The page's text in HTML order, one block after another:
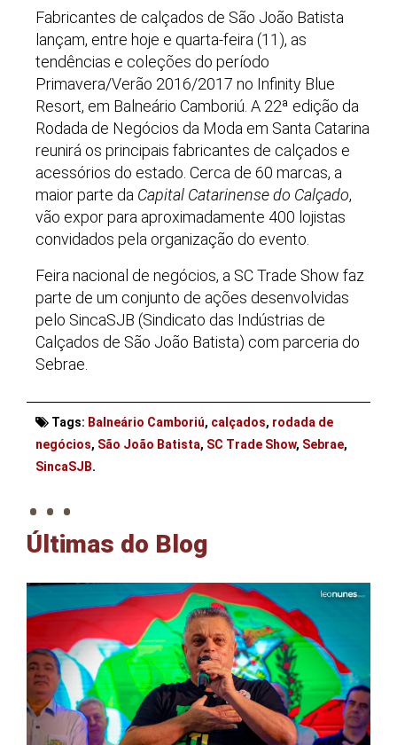
Fabricantes de calçados de São João Batista
lançam, entre hoje e quarta-feira (11), as
tendências e coleções do período
Primavera/Verão 2016/2017 no Infinity Blue
Resort, em Balneário Camboriú. A 22ª edição da
Rodada de Negócios da Moda em Santa Catarina
reunirá os principais fabricantes de calçados e
acessórios do estado. Cerca de 60 marcas, a
maior parte da Capital Catarinense do Calçado,
vão expor para aproximadamente 400 lojistas
convidados pela organização do evento.
Feira nacional de negócios, a SC Trade Show faz
parte de um conjunto de ações desenvolvidas
pelo SincaSJB (Sindicato das Indústrias de
Calçados de São João Batista) com parceria do
Sebrae.
Tags: Balneário Camboriú, calçados, rodada de
negócios, São João Batista, SC Trade Show, Sebrae,
SincaSJB.
. . .
Últimas do Blog